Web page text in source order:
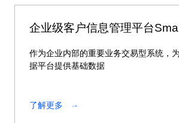
企业级客户信息管理平台
作为企业内部的重要业务交易型系统，
据平台提供基础数据
了解更多